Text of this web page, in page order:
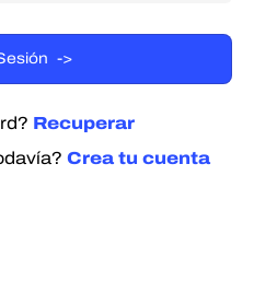
Recuperar
Crea tu cuenta